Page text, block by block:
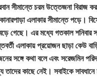
সীমান্তে চরম উত্তেজনা
কোনারপাড়া এলাকার সীমান্তে
গেছে। এর মধ্যে গতকাল শনিবার
এলাকায় প্রয়োজন ছাড়া কেউ
সঙ্গে কথা বলে এবং সরেজমিন
তাদের কাছে নেই। সবাইকে